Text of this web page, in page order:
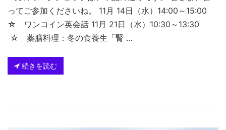
ってご参加くださいね。 11月 14日（水）14:00～15:00
☆ ワンコイン英会話 11月 21日（水）10:30～13:30
☆ 薬膳料理：冬の食養生「腎 …
続きを読む